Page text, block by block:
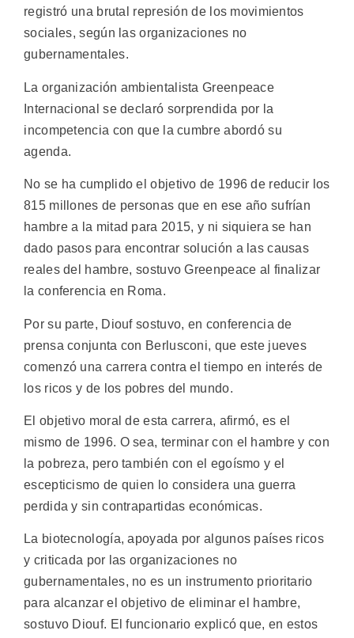
registró una brutal represión de los movimientos
sociales, según las organizaciones no
gubernamentales.
La organización ambientalista Greenpeace
Internacional se declaró sorprendida por la
incompetencia con que la cumbre abordó su
agenda.
No se ha cumplido el objetivo de 1996 de reducir los
815 millones de personas que en ese año sufrían
hambre a la mitad para 2015, y ni siquiera se han
dado pasos para encontrar solución a las causas
reales del hambre, sostuvo Greenpeace al finalizar
la conferencia en Roma.
Por su parte, Diouf sostuvo, en conferencia de
prensa conjunta con Berlusconi, que este jueves
comenzó una carrera contra el tiempo en interés de
los ricos y de los pobres del mundo.
El objetivo moral de esta carrera, afirmó, es el
mismo de 1996. O sea, terminar con el hambre y con
la pobreza, pero también con el egoísmo y el
escepticismo de quien lo considera una guerra
perdida y sin contrapartidas económicas.
La biotecnología, apoyada por algunos países ricos
y criticada por las organizaciones no
gubernamentales, no es un instrumento prioritario
para alcanzar el objetivo de eliminar el hambre,
sostuvo Diouf. El funcionario explicó que, en estos